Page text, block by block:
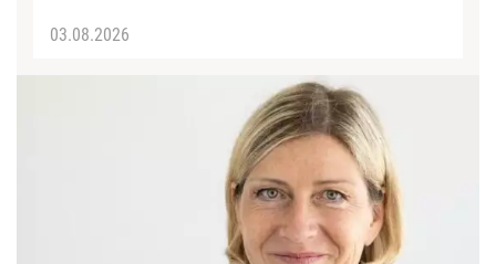
03.08.2026